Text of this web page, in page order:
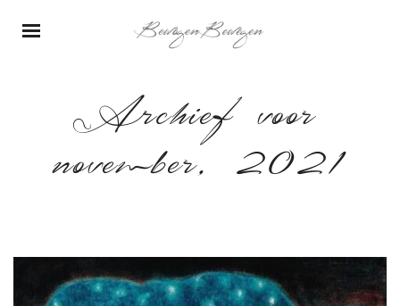
Archief voor
november, 2021